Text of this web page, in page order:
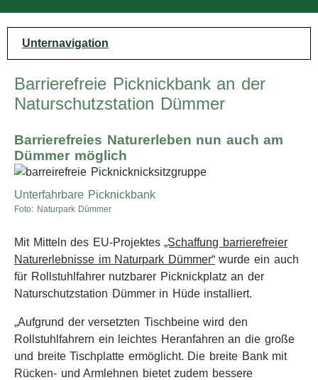
Unternavigation
Barrierefreie Picknickbank an der
Naturschutzstation Dümmer
Barrierefreies Naturerleben nun auch am
Dümmer möglich
Unterfahrbare Picknickbank
Foto: Naturpark Dümmer
Mit Mitteln des EU-Projektes„Schaffung barrierefreier
Naturerlebnisse im Naturpark Dümmer“wurde ein auch
für Rollstuhlfahrer nutzbarer Picknickplatz an der
Naturschutzstation Dümmer in Hüde installiert.
„Aufgrund der versetzten Tischbeine wird den
Rollstuhlfahrern ein leichtes Heranfahren an die große
und breite Tischplatte ermöglicht. Die breite Bank mit
Rücken- und Armlehnen bietet zudem bessere